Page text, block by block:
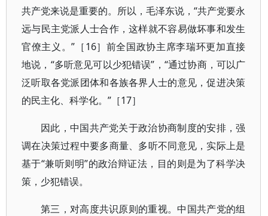
共产党来说是重要的。所以，毛泽东说，“共产党要永
远与民主党派人士合作，这样就不容易做坏事和发生
官僚主义。”［16］前全国政协主席李瑞环更加直接
地说，“多听意见可以少犯错误”，“通过协商，可以广
泛听取各党派团体和各族各界人士的意见，促进决策
的民主化、科学化。”［17］
因此，中国共产党关于政治协商制度的安排，强
调在决策过程中要多商量、多听不同意见，实际上是
基于“兼听则明”的政治辩证法，目的则是为了科学决
策，少犯错误。
第三，对高度共识原则的重视。中国共产党的组